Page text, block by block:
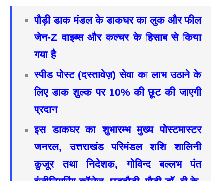
पौड़ी डाक मंडल के डाकघर का लुक और फील
जेन-Z वाइब्स और कल्चर के हिसाब से किया
गया है
स्पीड पोस्ट (दस्तावेज़) सेवा का लाभ उठाने के
लिए डाक शुल्क पर 10% की छूट की जाएगी
प्रदान
इस डाकघर का शुभारम्भ मुख्य पोस्टमास्टर
जनरल, उत्तराखंड परिमंडल शशि शालिनी
कुजूर तथा निदेशक, गोविन्द बल्लभ पंत